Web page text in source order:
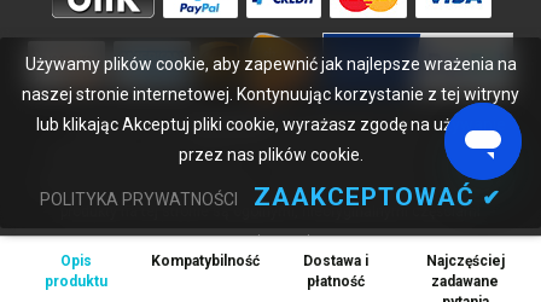
Opis
produktu
Kompatybilność
Dostawa i
płatność
Najczęściej
zadawane
Copyright ©2026 bateriabuy.pl. Wszelkie prawa zastrzeżone.
Wyznaczone znaki handlowe i marki są własnością ich właścicieli.
BateriaBuy.pl nie jest powiązany z żadnymi markami OEM. Wszystkie
produkty na tej stronie są ogólnymi, nieoryginalnymi częściami
zamiennymi.
Wymienione nazwy marek i oznaczenia modeli mają jedynie na celu
Używamy plików cookie, aby zapewnić jak najlepsze wrażenia na
naszej stronie internetowej. Kontynuując korzystanie z tej witryny
lub klikając Akceptuj pliki cookie, wyrażasz zgodę na używanie
przez nas plików cookie.
POLITYKA PRYWATNOŚCI ZAAKCEPTOWAĆ ✔